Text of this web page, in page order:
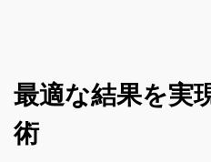
最適な結果を実
術